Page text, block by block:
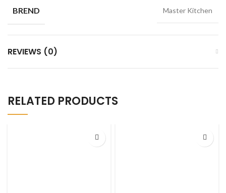
BREND Master Kitchen
REVIEWS (0)
RELATED PRODUCTS